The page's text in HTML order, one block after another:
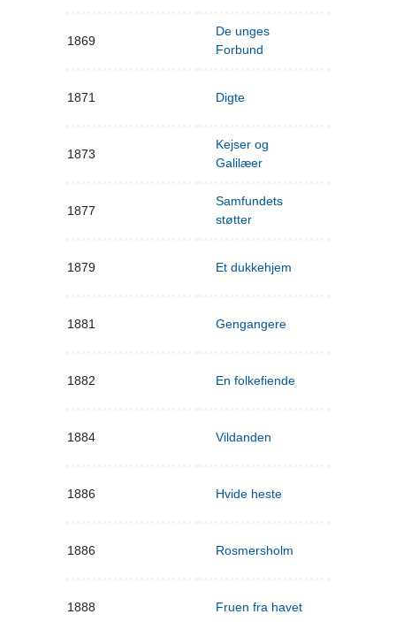
1869
De unges
Forbund
1871 Digte
1873
Kejser og
Galilæer
1877
Samfundets
støtter
1879 Et dukkehjem
1881 Gengangere
1882 En folkefiende
1884 Vildanden
1886 Hvide heste
1886 Rosmersholm
1888 Fruen fra havet